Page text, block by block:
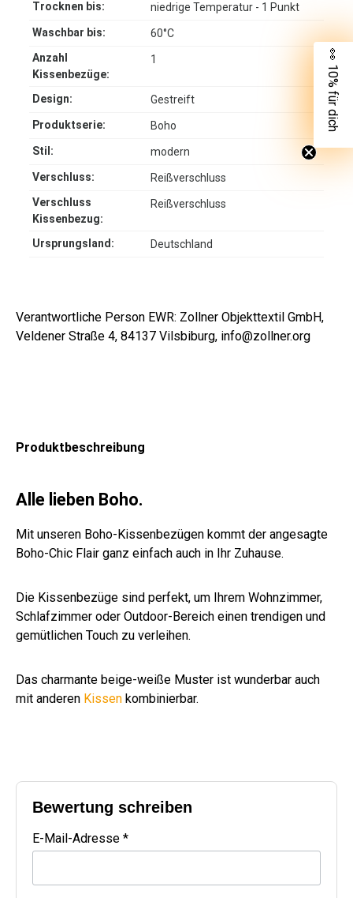
Trocknen bis:
niedrige Temperatur - 1 Punkt
Waschbar bis:
60°C
Anzahl
Kissenbezüge:
1
Design:
Gestreift
Produktserie:
Boho
Stil:
modern
Verschluss:
Reißverschluss
Verschluss
Kissenbezug:
Reißverschluss
Ursprungsland: Deutschland
Verantwortliche Person EWR: Zollner Objekttextil GmbH,
Veldener Straße 4, 84137 Vilsbiburg, info@zollner.org
Produktbeschreibung
Alle lieben Boho.
Mit unseren Boho-Kissenbezügen kommt der angesagte
Boho-Chic Flair ganz einfach auch in Ihr Zuhause.
Die Kissenbezüge sind perfekt, um Ihrem Wohnzimmer,
Schlafzimmer oder Outdoor-Bereich einen trendigen und
gemütlichen Touch zu verleihen.
Das charmante beige-weiße Muster ist wunderbar auch
mit anderen Kissen kombinierbar.
Bewertung schreiben
E-Mail-Adresse *
👀 10% für dich